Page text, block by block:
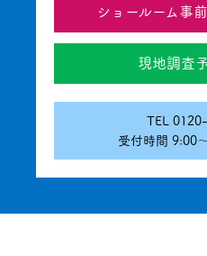
ショールーム事
現地調査
TEL
受付時間 9:00